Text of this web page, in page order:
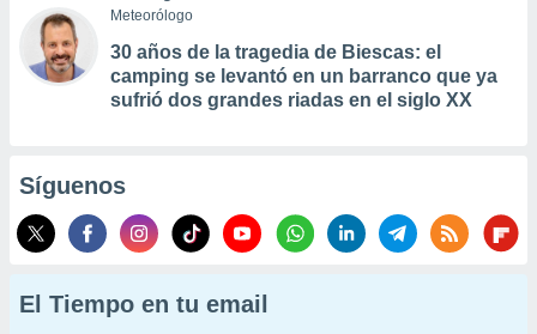
Meteorólogo
30 años de la tragedia de Biescas: el
camping se levantó en un barranco que ya
sufrió dos grandes riadas en el siglo XX
Síguenos
El Tiempo en tu email